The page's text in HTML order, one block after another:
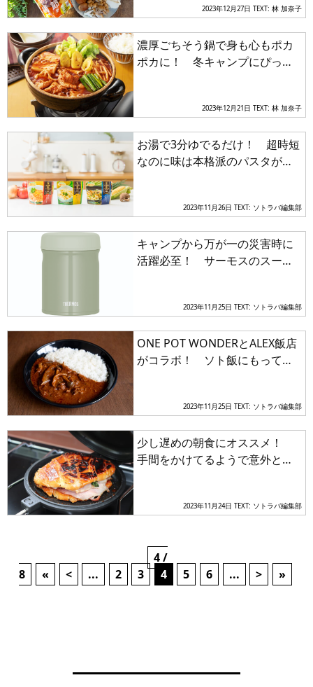
2023年12月27日 TEXT: 林 加奈子
濃厚ごちそう鍋で身も心もポカ
ポカに！ 冬キャンプにぴった
2023年12月21日 TEXT: 林 加奈子
お湯で3分ゆでるだけ！ 超時短
なのに味は本格派のパスタがキ
2023年11月26日 TEXT: ソトラバ編集部
キャンプから万が一の災害時に
活躍必至！ サーモスのスープ
2023年11月25日 TEXT: ソトラバ編集部
ONE POT WONDERとALEX飯店
がコラボ！ ソト飯にもってこ
2023年11月25日 TEXT: ソトラバ編集部
少し遅めの朝食にオススメ！
手間をかけてるようで意外とカ
2023年11月24日 TEXT: ソトラバ編集部
4 /
8
« < ... 2 3 4 5 6 ... > »